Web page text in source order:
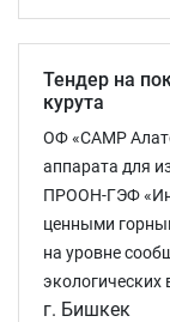
Тендер на
курута
ОФ «САМР
аппарата для
ПРООН-ГЭФ
ценными
на уровне
экологических
г. Бишкек